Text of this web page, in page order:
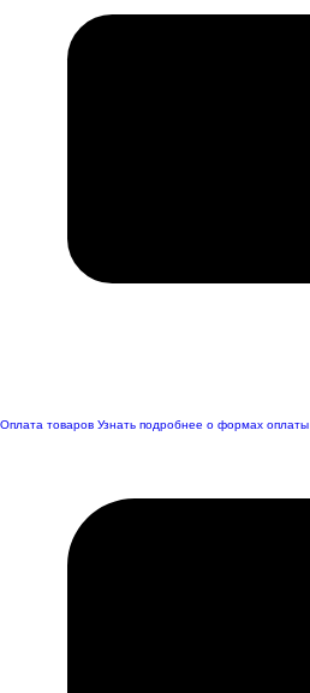
Оплата товаров Узнать подробнее о формах оплаты